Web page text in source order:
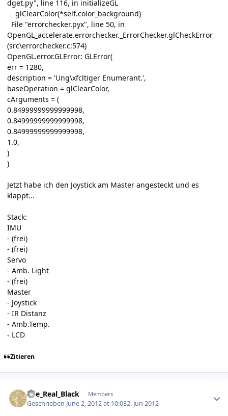
dget.py", line 116, in initializeGL
glClearColor(*self.color_background)
File "errorchecker.pyx", line 50, in
OpenGL_accelerate.errorchecker._ErrorChecker.glCheckError
(src\errorchecker.c:574)
OpenGL.error.GLError: GLError(
err = 1280,
description = 'Ung\xfcltiger Enumerant.',
baseOperation = glClearColor,
cArguments = (
0.84999999999999998,
0.84999999999999998,
0.84999999999999998,
1.0,
)
)
Jetzt habe ich den Joystick am Master angesteckt und es
klappt...
Stack:
IMU
- (frei)
- (frei)
Servo
- Amb. Light
- (frei)
Master
- Joystick
- IR Distanz
- Amb.Temp.
- LCD
Zitieren
The_Real_Black Members
Geschrieben June 2, 2012 at 10:032. Jun 2012